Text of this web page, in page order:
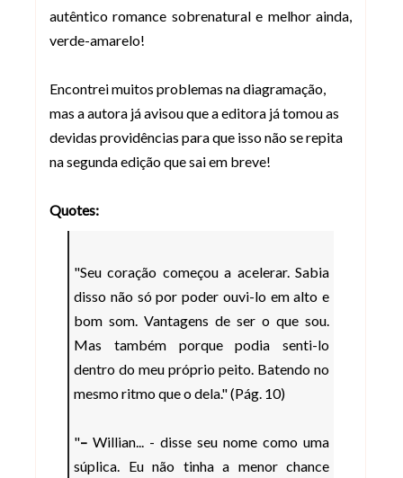
autêntico romance sobrenatural e melhor ainda,
verde-amarelo!
Encontrei muitos problemas na diagramação,
mas a autora já avisou que a editora já tomou as
devidas providências para que isso não se repita
na segunda edição que sai em breve!
Quotes:
"Seu coração começou a acelerar. Sabia
disso não só por poder ouvi-lo em alto e
bom som. Vantagens de ser o que sou.
Mas também porque podia senti-lo
dentro do meu próprio peito. Batendo no
mesmo ritmo que o dela." (Pág. 10)
"– Willian... - disse seu nome como uma
súplica. Eu não tinha a menor chance